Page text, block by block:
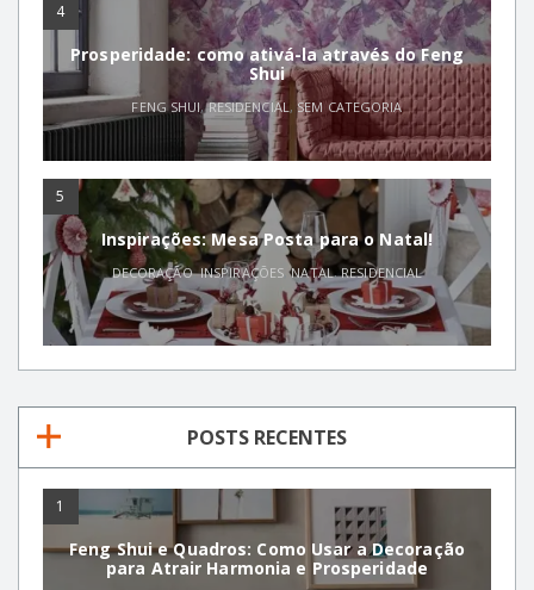
4
Prosperidade: como ativá-la através do Feng
Shui
FENG SHUI,RESIDENCIAL ,SEM CATEGORIA
5
Inspirações: Mesa Posta para o Natal!
DECORAÇÃO,INSPIRAÇÕES ,NATAL,RESIDENCIAL
POSTS RECENTES
1
Feng Shui e Quadros: Como Usar a Decoração
para Atrair Harmonia e Prosperidade